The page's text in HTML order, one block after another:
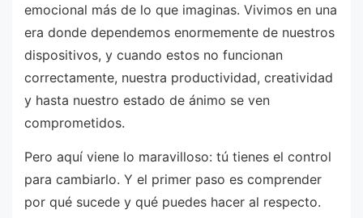
emocional más de lo que imaginas. Vivimos en una
era donde dependemos enormemente de nuestros
dispositivos, y cuando estos no funcionan
correctamente, nuestra productividad, creatividad
y hasta nuestro estado de ánimo se ven
comprometidos.
Pero aquí viene lo maravilloso: tú tienes el control
para cambiarlo. Y el primer paso es comprender
por qué sucede y qué puedes hacer al respecto.